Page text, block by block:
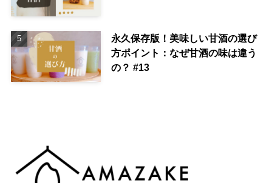
永久保存版！美味しい甘酒の選び
方ポイント：なぜ甘酒の味は違う
の？ #13